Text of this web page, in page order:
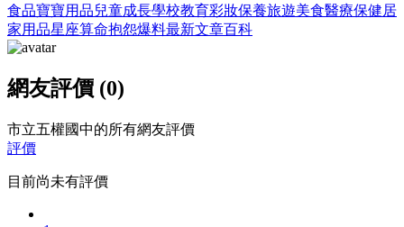
食品寶寶用品兒童成長學校教育彩妝保養旅遊美食醫療保健居
家用品星座算命抱怨爆料最新文章百科
網友評價 (0)
市立五權國中的所有網友評價
評價
目前尚未有評價